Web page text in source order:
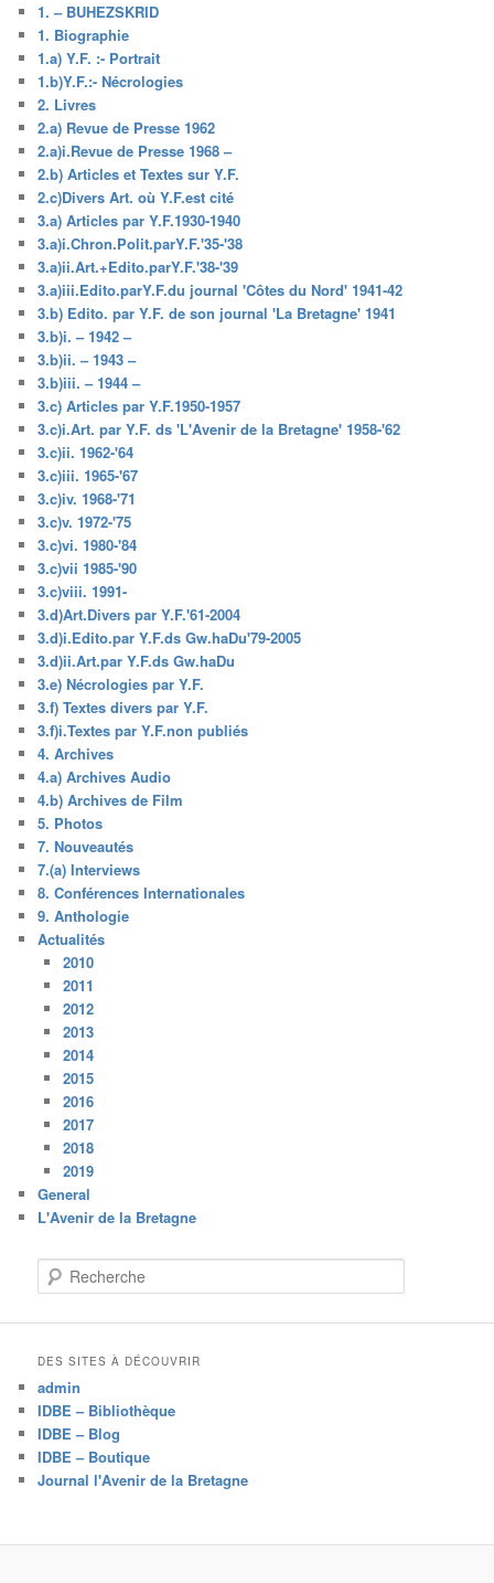
1. – BUHEZSKRID
1. Biographie
1.a) Y.F. :- Portrait
1.b)Y.F.:- Nécrologies
2. Livres
2.a) Revue de Presse 1962
2.a)i.Revue de Presse 1968 –
2.b) Articles et Textes sur Y.F.
2.c)Divers Art. où Y.F.est cité
3.a) Articles par Y.F.1930-1940
3.a)i.Chron.Polit.parY.F.'35-'38
3.a)ii.Art.+Edito.parY.F.'38-'39
3.a)iii.Edito.parY.F.du journal 'Côtes du Nord' 1941-42
3.b) Edito. par Y.F. de son journal 'La Bretagne' 1941
3.b)i. – 1942 –
3.b)ii. – 1943 –
3.b)iii. – 1944 –
3.c) Articles par Y.F.1950-1957
3.c)i.Art. par Y.F. ds 'L'Avenir de la Bretagne' 1958-'62
3.c)ii. 1962-'64
3.c)iii. 1965-'67
3.c)iv. 1968-'71
3.c)v. 1972-'75
3.c)vi. 1980-'84
3.c)vii 1985-'90
3.c)viii. 1991-
3.d)Art.Divers par Y.F.'61-2004
3.d)i.Edito.par Y.F.ds Gw.haDu'79-2005
3.d)ii.Art.par Y.F.ds Gw.haDu
3.e) Nécrologies par Y.F.
3.f) Textes divers par Y.F.
3.f)i.Textes par Y.F.non publiés
4. Archives
4.a) Archives Audio
4.b) Archives de Film
5. Photos
7. Nouveautés
7.(a) Interviews
8. Conférences Internationales
9. Anthologie
Actualités
2010
2011
2012
2013
2014
2015
2016
2017
2018
2019
General
L'Avenir de la Bretagne
e
e
c
h
e
DES SITES À DÉCOUVRIR
admin
IDBE – Bibliothèque
IDBE – Blog
IDBE – Boutique
Journal l'Avenir de la Bretagne